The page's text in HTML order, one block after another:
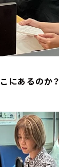
にあるのか？